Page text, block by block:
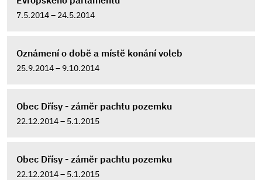
7.5.2014 – 24.5.2014
Oznámení o době a místě konání voleb
25.9.2014 – 9.10.2014
Obec Dřísy - záměr pachtu pozemku
22.12.2014 – 5.1.2015
Obec Dřísy - záměr pachtu pozemku
22.12.2014 – 5.1.2015